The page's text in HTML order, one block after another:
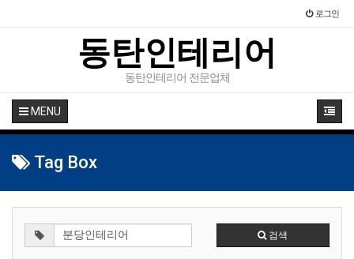
로그인
동탄인테리어
동탄인테리어 전문업체
MENU
Tag Box
검색